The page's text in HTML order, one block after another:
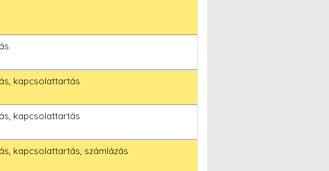
kapcsolattartás
kapcsolattartás
kapcsolattartás, számlázás